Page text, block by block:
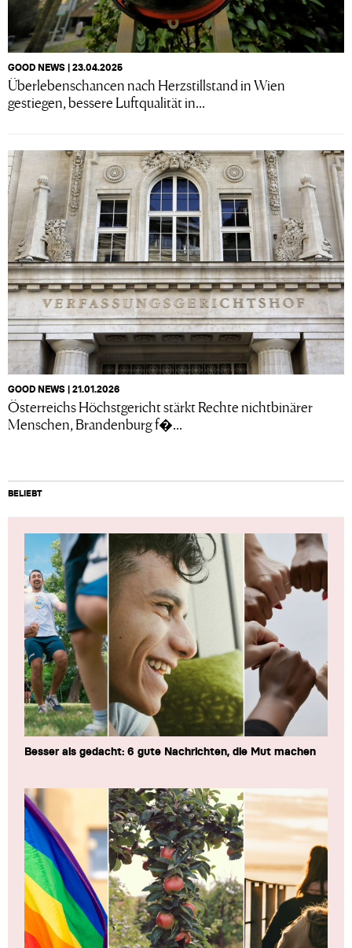
GOOD NEWS | 23.04.2025
Überlebenschancen nach Herzstillstand in Wien
gestiegen, bessere Luftqualität in...
GOOD NEWS | 21.01.2026
Österreichs Höchstgericht stärkt Rechte nichtbinärer
Menschen, Brandenburg f�...
BELIEBT
Besser als gedacht: 6 gute Nachrichten, die Mut machen